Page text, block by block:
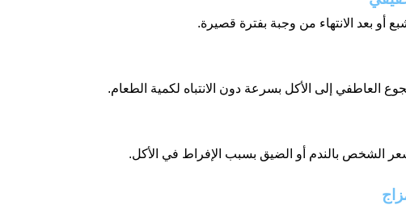
أو بعد الانتهاء من وجبة بفترة قصيرة.
العاطفي إلى الأكل بسرعة دون الانتباه لكمية الطعام.
الشخص بالندم أو الضيق بسبب الإفراط في الأكل.